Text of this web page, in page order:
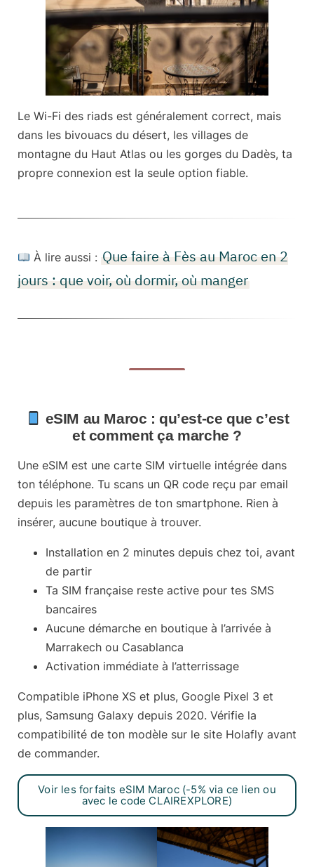
Le Wi-Fi des riads est généralement correct, mais
dans les bivouacs du désert, les villages de
montagne du Haut Atlas ou les gorges du Dadès, ta
propre connexion est la seule option fiable.
À lire aussi : Que faire à Fès au Maroc en 2
jours : que voir, où dormir, où manger
eSIM au Maroc : qu’est-ce que c’est
et comment ça marche ?
Une eSIM est une carte SIM virtuelle intégrée dans
ton téléphone. Tu scans un QR code reçu par email
depuis les paramètres de ton smartphone. Rien à
insérer, aucune boutique à trouver.
Installation en 2 minutes depuis chez toi, avant
de partir
Ta SIM française reste active pour tes SMS
bancaires
Aucune démarche en boutique à l’arrivée à
Marrakech ou Casablanca
Activation immédiate à l’atterrissage
Compatible iPhone XS et plus, Google Pixel 3 et
plus, Samsung Galaxy depuis 2020. Vérifie la
compatibilité de ton modèle sur le site Holafly avant
de commander.
Voir les forfaits eSIM Maroc (-5% via ce lien ou
avec le code CLAIREXPLORE)